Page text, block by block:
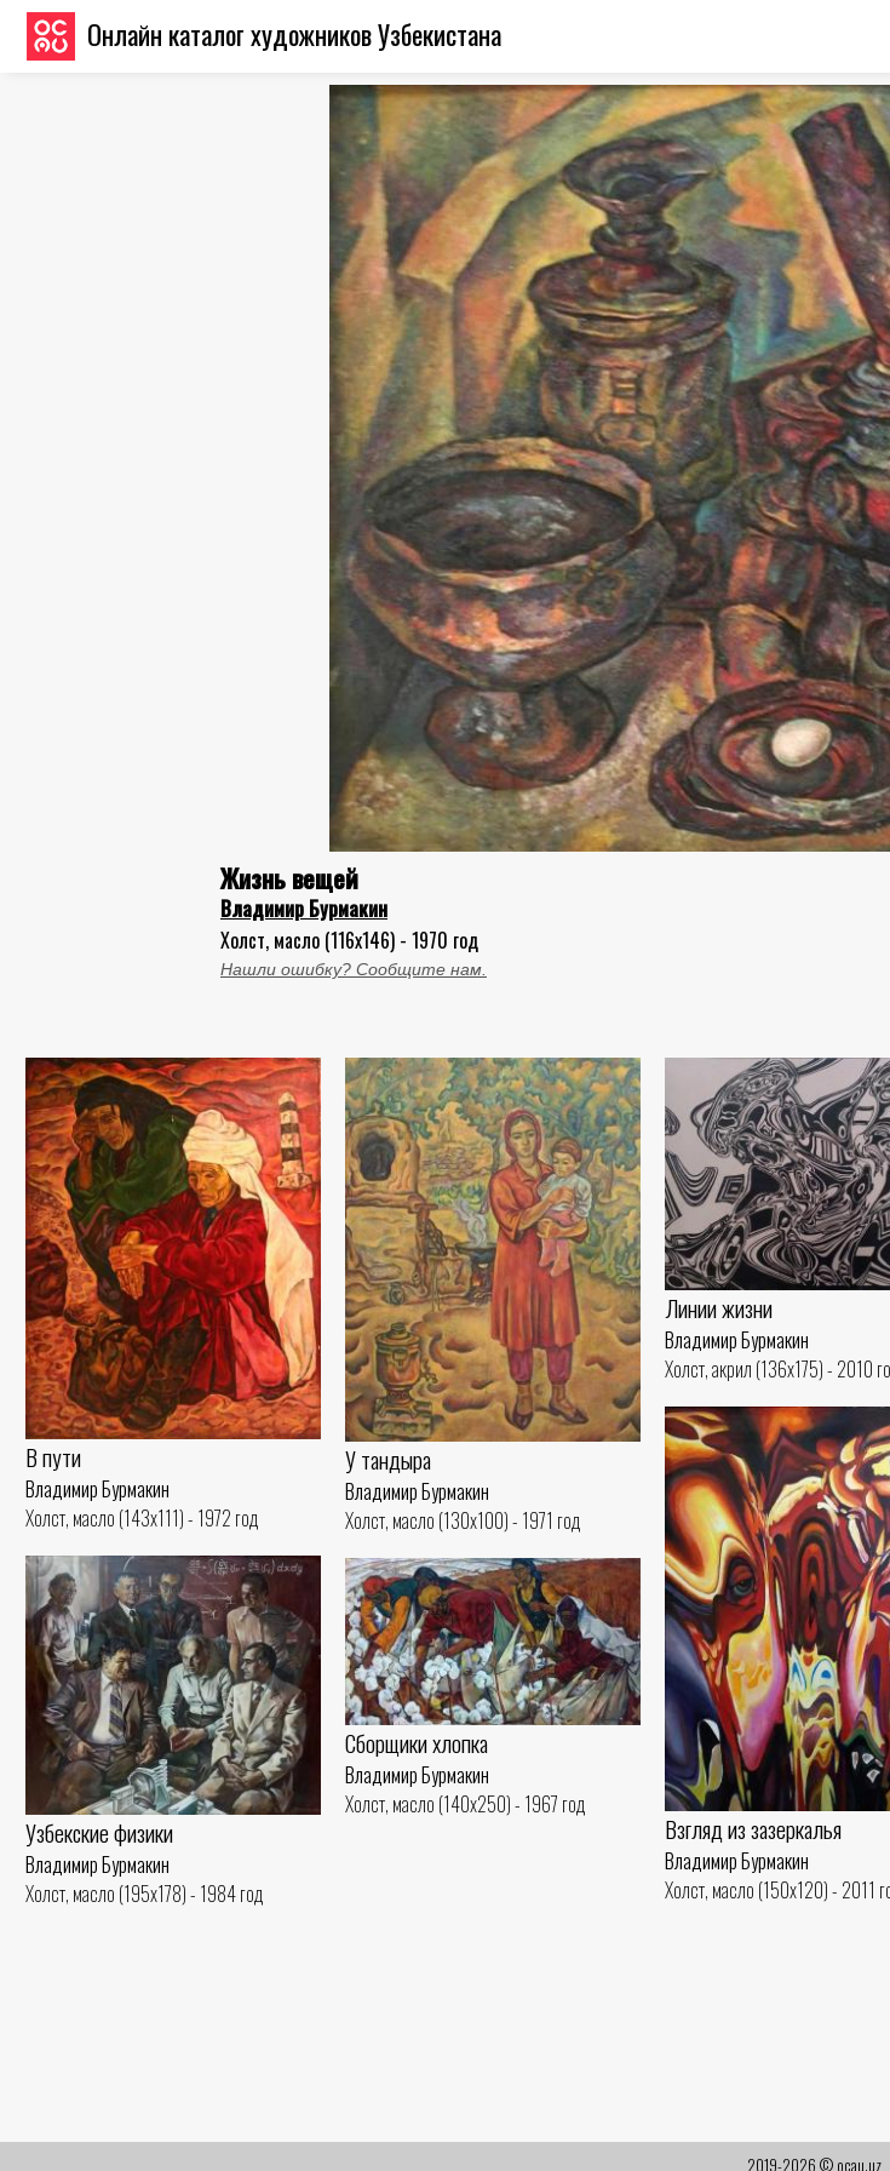
Онлайн каталог художников Узбекистана
Жизнь вещей
Владимир Бурмакин
Холст, масло (116x146) - 1970 год
Нашли ошибку? Сообщите нам.
В пути
Владимир Бурмакин
Холст, масло (143x111) - 1972 год
У тандыра
Владимир Бурмакин
Холст, масло (130x100) - 1971 год
Линии жизни
Владимир Бурмакин
Холст, акрил (136x175) - 2010
Взгляд из зазеркалья
Владимир Бурмакин
Холст, масло (150x120) - 2011
Узбекские физики
Владимир Бурмакин
Холст, масло (195x178) - 1984 год
Сборщики хлопка
Владимир Бурмакин
Холст, масло (140x250) - 1967 год
2019-2026 © ocau.uz